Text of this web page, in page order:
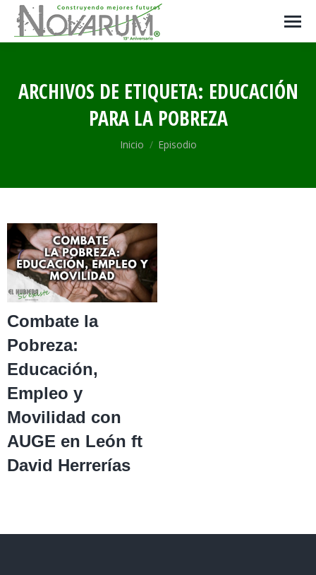
ARCHIVOS DE ETIQUETA: EDUCACIÓN
PARA LA POBREZA
Estás aquí:
Inicio Episodio
Combate la
Pobreza:
Educación,
Empleo y
Movilidad con
AUGE en León ft
David Herrerías